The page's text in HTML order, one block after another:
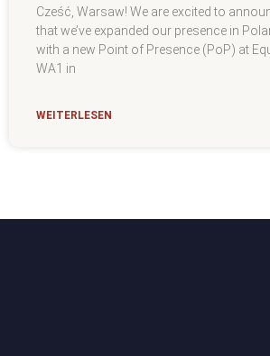
Cześć, Warsaw! We are excited to
that we’ve expanded our presence in
with a new Point of Presence (PoP) at
WA1 in
WEITERLESEN